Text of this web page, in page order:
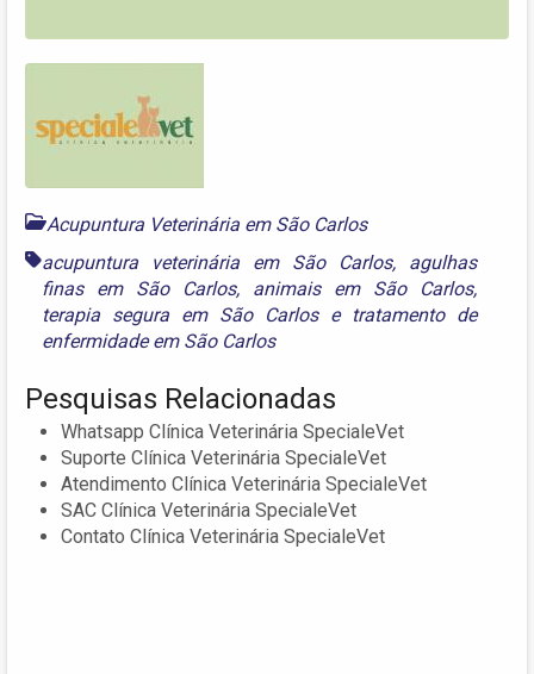
Acupuntura Veterinária em São Carlos
acupuntura veterinária em São Carlos, agulhas
finas em São Carlos, animais em São Carlos,
terapia segura em São Carlose tratamento de
enfermidade em São Carlos
Pesquisas Relacionadas
Whatsapp Clínica Veterinária SpecialeVet
Suporte Clínica Veterinária SpecialeVet
Atendimento Clínica Veterinária SpecialeVet
SAC Clínica Veterinária SpecialeVet
Contato Clínica Veterinária SpecialeVet